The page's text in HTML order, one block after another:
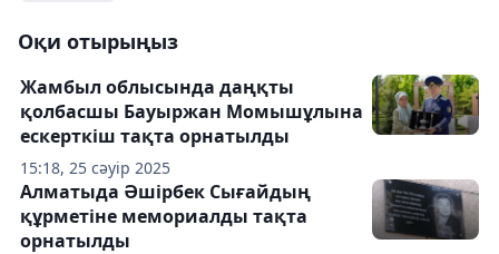
Оқи отырыңыз
15:18, 25 сәуір 2025
Жамбыл облысында даңқты
қолбасшы Бауыржан Момышұлына
ескерткіш тақта орнатылды
Алматыда Әшірбек Сығайдың
құрметіне мемориалды тақта
орнатылды